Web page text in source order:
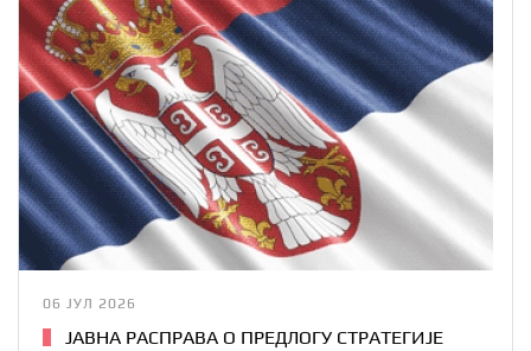
06 ЈУЛ 2026
ЈАВНА РАСПРАВА О ПРЕДЛОГУ СТРАТЕГИЈE